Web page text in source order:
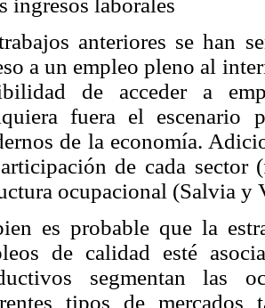
ingresos laborales
anteriores se han
a un empleo pleno al
de acceder a
fuera el escenario
de la economía.
de cada
ocupacional (Salvia y
es probable que la
de calidad esté
segmentan las
tipos de mercados